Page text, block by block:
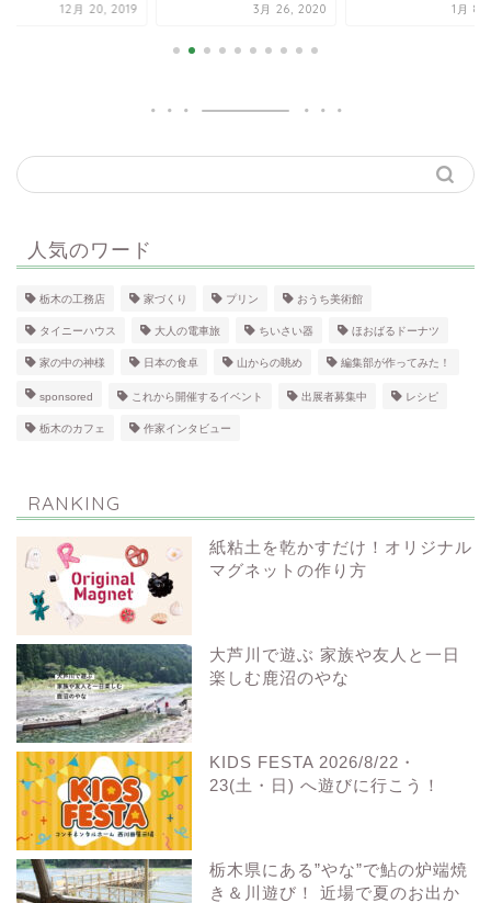
12月 20, 2019 3月 26, 2020 1月 8,
人気のワード
栃木の工務店 家づくり プリン おうち美術館
タイニーハウス 大人の電車旅 ちいさい器 ほおばるドーナツ
家の中の神様 日本の食卓 山からの眺め 編集部が作ってみた！
sponsored これから開催するイベント 出展者募集中 レシピ
栃木のカフェ 作家インタビュー
RANKING
紙粘土を乾かすだけ！オリジナル
マグネットの作り方
大芦川で遊ぶ 家族や友人と一日
楽しむ鹿沼のやな
KIDS FESTA 2026/8/22・
23(土・日) へ遊びに行こう！
栃木県にある”やな”で鮎の炉端焼
き＆川遊び！ 近場で夏のお出か